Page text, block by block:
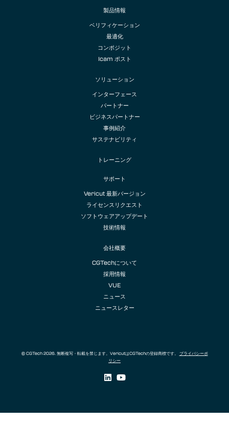
製品情報
ベリフィケーション
最適化
コンポジット
Icam ポスト
ソリューション
インターフェース
パートナー
ビジネスパートナー
事例紹介
サステナビリティ
トレーニング
サポート
Vericut 最新バージョン
ライセンスリクエスト
ソフトウェアアップデート
技術情報
会社概要
CGTechについて
採用情報
VUE
ニュース
ニュースレター
© CGTech 2026. 無断複写・転載を禁じます。VericutはCGTechの登録商標です。 プライバシーポ
リシー